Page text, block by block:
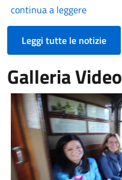
continua a leggere
Leggi tutte le notizie
Galleria Video